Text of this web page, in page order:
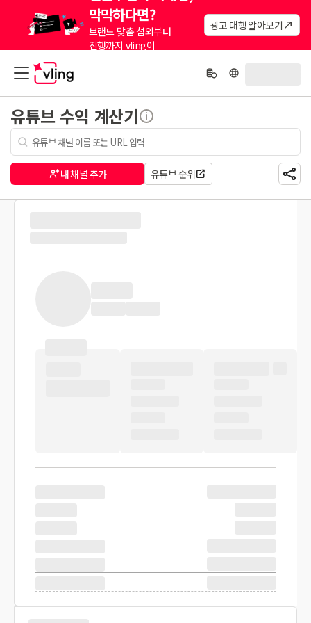
막막하다면?
브랜드 맞춤 섭외부터
진행까지 vling이
광고 대행 알아보기
유튜브 수익 계산기
내 채널 추가 유튜브 순위